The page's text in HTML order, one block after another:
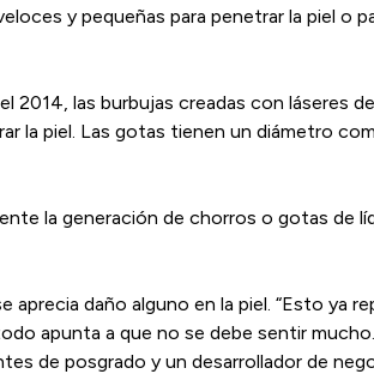
y pequeñas para penetrar la piel o
2014, las burbujas creadas con láseres
la piel. Las gotas tienen un diámetro
la generación de chorros o gotas de
daño alguno en la piel. “Esto ya
apunta a que no se debe sentir
de posgrado y un desarrollador de